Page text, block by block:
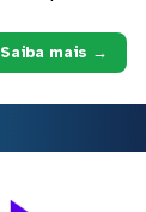
Saiba mais →